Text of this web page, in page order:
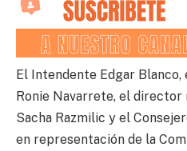
El Intendente Edgar Blanco,
Ronie Navarrete, el
Sacha Razmilic y el
en representación de la